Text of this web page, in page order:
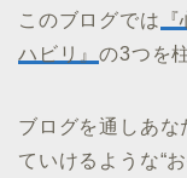
このブログでは
ハビリ』の3つを
ブログを通しあな
ていけるような“